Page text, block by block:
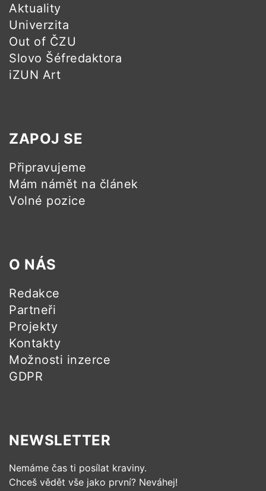
Aktuality
Univerzita
Out of ČZU
Slovo Šéfredaktora
iZUN Art
ZAPOJ SE
Připravujeme
Mám námět na článek
Volné pozice
O NÁS
Redakce
Partneři
Projekty
Kontakty
Možnosti inzerce
GDPR
NEWSLETTER
Nemáme čas ti posílat kraviny.
Chceš vědět vše jako první? Neváhej!